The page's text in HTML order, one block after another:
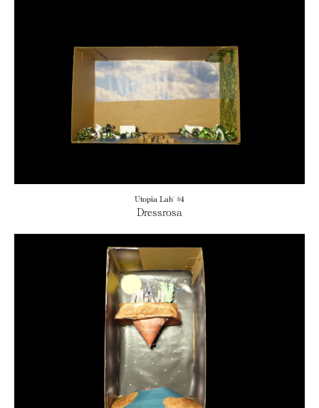
Utopia Lab' #4
Dressrosa